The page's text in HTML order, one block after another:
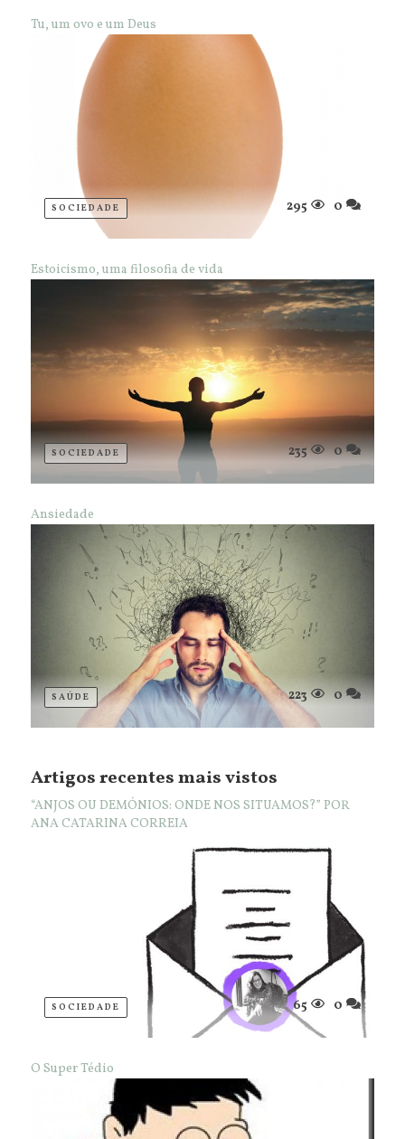
Tu, um ovo e um Deus
SOCIEDADE 295 0
Estoicismo, uma filosofia de vida
SOCIEDADE 235 0
Ansiedade
SAÚDE 223 0
Artigos recentes mais vistos
“ANJOS OU DEMÓNIOS: ONDE NOS SITUAMOS?” POR
ANA CATARINA CORREIA
SOCIEDADE 65 0
O Super Tédio